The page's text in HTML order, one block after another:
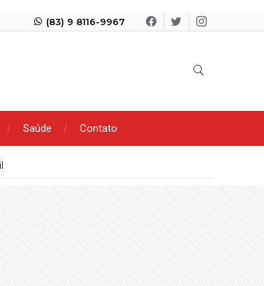
(83) 9 8116-9967
Saúde Contato